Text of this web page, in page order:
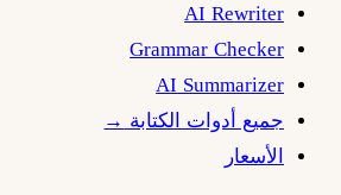
AI Rewriter
Grammar Checker
AI Summarizer
جميع أدوات الكتابة →
الأسعار